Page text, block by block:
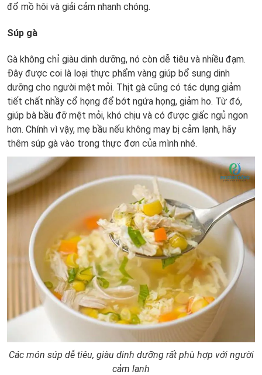
đổ mồ hôi và giải cảm nhanh chóng.
Súp gà
Gà không chỉ giàu dinh dưỡng, nó còn dễ tiêu và nhiều đạm.
Đây được coi là loại thực phẩm vàng giúp bổ sung dinh
dưỡng cho người mệt mỏi. Thịt gà cũng có tác dụng giảm
tiết chất nhầy cổ họng để bớt ngứa họng, giảm ho. Từ đó,
giúp bà bầu đỡ mệt mỏi, khó chịu và có được giấc ngủ ngon
hơn. Chính vì vậy, mẹ bầu nếu không may bị cảm lạnh, hãy
thêm súp gà vào trong thực đơn của mình nhé.
Các món súp dễ tiêu, giàu dinh dưỡng rất phù hợp với người
cảm lạnh